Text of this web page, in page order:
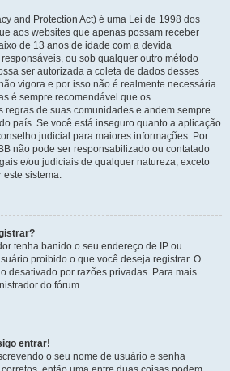
and Protection Act) é uma Lei de 1998 dos
aos websites que apenas possam receber
de 13 anos de idade com a devida
ou sob qualquer outro método
ser autorizada a coleta de dados desses
vigora e por isso não é realmente necessária
é sempre recomendável que os
regras de suas comunidades e andem sempre
país. Se você está inseguro quanto a aplicação
judicial para maiores informações. Por
não pode ser responsabilizado ou contatado
e/ou judiciais de qualquer natureza, exceto
este sistema.
tenha banido o seu endereço de IP ou
proibido o que você deseja registrar. O
desativado por razões privadas. Para mais
do fórum.
entrar!
o seu nome de usuário e senha